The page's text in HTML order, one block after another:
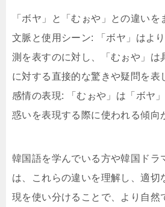
「ボヤ」と「むぉや」との違いを
文脈と使用シーン: 「ボヤ」はよ
測を表すのに対し、「むぉや」は
に対する直接的な驚きや疑問を表
感情の表現: 「むぉや」は「ボヤ
惑いを表現する際に使われる傾向
韓国語を学んでいる方や韓国ドラ
は、これらの違いを理解し、適切
現を使い分けることで、より自然